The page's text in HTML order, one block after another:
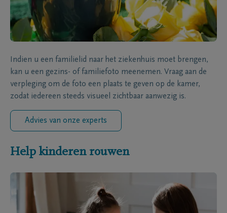
Indien u een familielid naar het ziekenhuis moet brengen,
kan u een gezins- of familiefoto meenemen. Vraag aan de
verpleging om de foto een plaats te geven op de kamer,
zodat iedereen steeds visueel zichtbaar aanwezig is.
Advies van onze experts
Help kinderen rouwen